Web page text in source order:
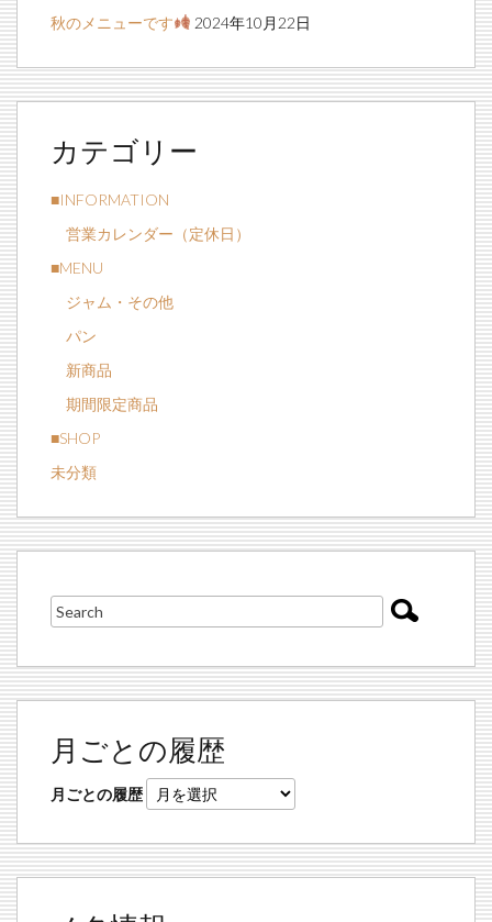
秋のメニューです 2024年10月22日
カテゴリー
■INFORMATION
営業カレンダー（定休日）
■MENU
ジャム・その他
パン
新商品
期間限定商品
■SHOP
未分類
月ごとの履歴
月ごとの履歴